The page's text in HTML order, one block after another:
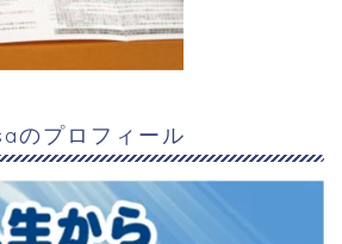
のプロフィール